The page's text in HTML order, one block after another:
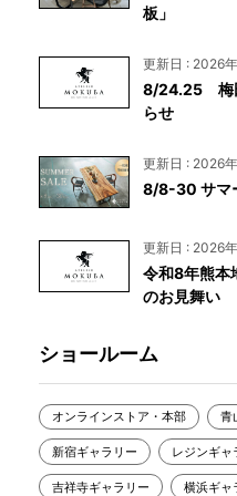
板」
更新日 : 2026
8/24.25 梅
らせ
更新日 : 2026
8/8-30 サマ
更新日 : 2026
令和8年熊本
のお見舞い
ショールーム
オンラインストア・本部 青
新宿ギャラリー レジンギャ
吉祥寺ギャラリー 横浜ギャ